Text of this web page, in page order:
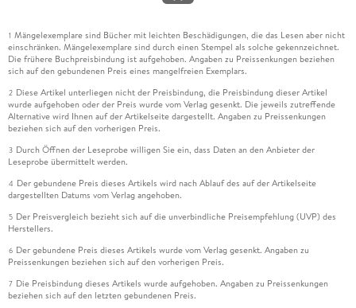
1 Mängelexemplare sind Bücher mit leichten Beschädigungen, die das Lesen aber nicht
einschränken. Mängelexemplare sind durch einen Stempel als solche gekennzeichnet.
Die frühere Buchpreisbindung ist aufgehoben. Angaben zu Preissenkungen beziehen
sich auf den gebundenen Preis eines mangelfreien Exemplars.
2 Diese Artikel unterliegen nicht der Preisbindung, die Preisbindung dieser Artikel
wurde aufgehoben oder der Preis wurde vom Verlag gesenkt. Die jeweils zutreffende
Alternative wird Ihnen auf der Artikelseite dargestellt. Angaben zu Preissenkungen
beziehen sich auf den vorherigen Preis.
3 Durch Öffnen der Leseprobe willigen Sie ein, dass Daten an den Anbieter der
Leseprobe übermittelt werden.
4 Der gebundene Preis dieses Artikels wird nach Ablauf des auf der Artikelseite
dargestellten Datums vom Verlag angehoben.
5 Der Preisvergleich bezieht sich auf die unverbindliche Preisempfehlung (UVP) des
Herstellers.
6 Der gebundene Preis dieses Artikels wurde vom Verlag gesenkt. Angaben zu
Preissenkungen beziehen sich auf den vorherigen Preis.
7 Die Preisbindung dieses Artikels wurde aufgehoben. Angaben zu Preissenkungen
beziehen sich auf den letzten gebundenen Preis.